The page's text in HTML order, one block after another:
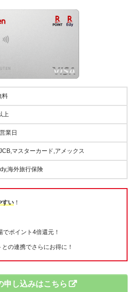
料
上
業日
マスターカード,アメックス
海外旅行保険
すい ！
ポイント4倍還元！
の連携でさらにお得に！
申し込みはこちら